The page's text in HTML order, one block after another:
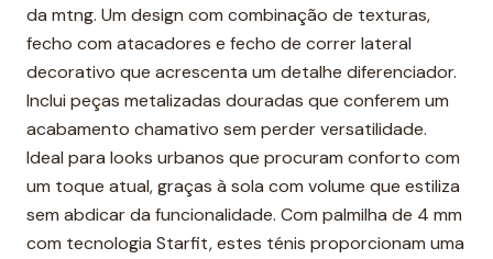
da mtng. Um design com combinação de texturas,
fecho com atacadores e fecho de correr lateral
decorativo que acrescenta um detalhe diferenciador.
Inclui peças metalizadas douradas que conferem um
acabamento chamativo sem perder versatilidade.
Ideal para looks urbanos que procuram conforto com
um toque atual, graças à sola com volume que estiliza
sem abdicar da funcionalidade. Com palmilha de 4 mm
com tecnologia Starfit, estes ténis proporcionam uma